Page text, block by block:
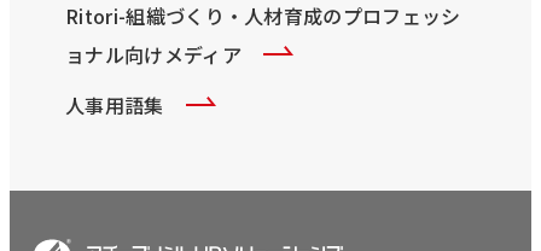
Ritori-組織づくり・人材育成のプロフェッシ
ョナル向けメディア
人事用語集